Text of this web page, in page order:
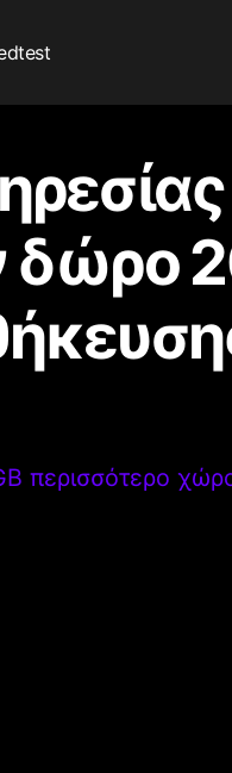
δώρο
περισσότερο